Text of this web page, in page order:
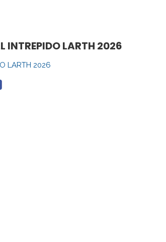
INTREPIDO LARTH 2026
LARTH 2026